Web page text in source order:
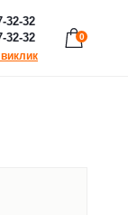
32-32
32-32
0